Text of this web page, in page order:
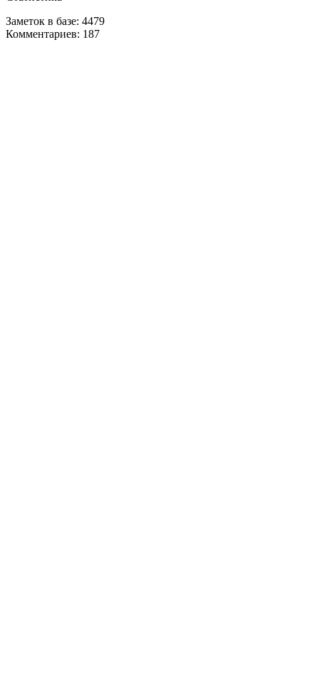
Заметок в базе: 4479
Комментариев: 187